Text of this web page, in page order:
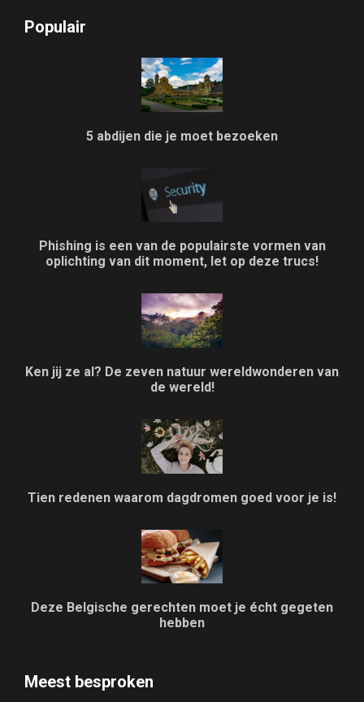
Populair
5 abdijen die je moet bezoeken
Phishing is een van de populairste vormen van
oplichting van dit moment, let op deze trucs!
Ken jij ze al? De zeven natuur wereldwonderen van
de wereld!
Tien redenen waarom dagdromen goed voor je is!
Deze Belgische gerechten moet je écht gegeten
hebben
Meest besproken